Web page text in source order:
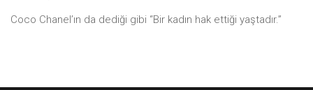
Coco Chanel’ın da dediği gibi “Bir kadın hak ettiği yaştadır.”